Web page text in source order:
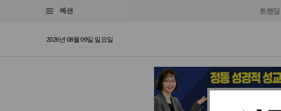
섹션 트랜딩
2026년 08월 09일 일요일